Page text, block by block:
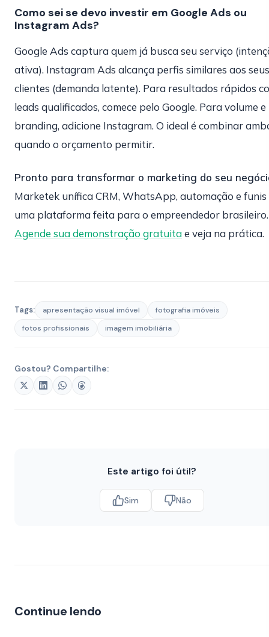
Como sei se devo investir em Google Ads ou
Instagram Ads?
Google Ads captura quem já busca seu serviço
ativa). Instagram Ads alcança perfis similares aos seus
clientes (demanda latente). Para resultados rápidos
leads qualificados, comece pelo Google. Para volume e
branding, adicione Instagram. O ideal é combinar
quando o orçamento permitir.
Pronto para transformar o marketing do seu
Marketek unífica CRM, WhatsApp, automação e funis
uma plataforma feita para o empreendedor brasileiro.
Agende sua demonstração gratuitae veja na prática.
Tags: apresentação visual imóvel
fotografia imóveis
fotos profissionais
imagem imobiliária
Gostou? Compartilhe:
Este artigo foi útil?
Sim Não
Continue lendo